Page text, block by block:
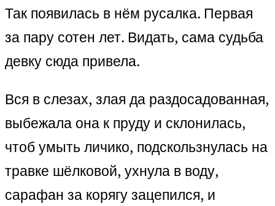
Так появилась в нём русалка. Первая
за пару сотен лет. Видать, сама судьба
девку сюда привела.
Вся в слезах, злая да раздосадованная,
выбежала она к пруду и склонилась,
чтоб умыть личико, подскользнулась на
травке шёлковой, ухнула в воду,
сарафан за корягу зацепился, и